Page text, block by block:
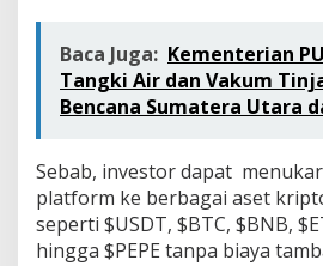
Baca Juga: Kementerian
Tangki Air dan Vakum
Bencana Sumatera Utara
Sebab, investor dapat
platform ke berbagai aset
seperti $USDT, $BTC, $BNB,
hingga $PEPE tanpa biaya